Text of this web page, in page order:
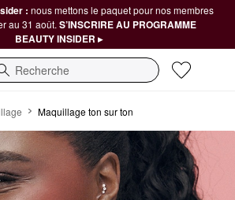
: nous mettons le paquet pour nos membres
au 31 août. S’INSCRIRE AU PROGRAMME
BEAUTY INSIDER ▸
Maquillage ton sur ton